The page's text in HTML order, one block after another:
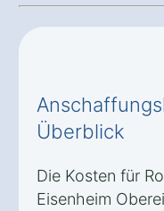
Überblick
Die Kosten für
Eisenheim